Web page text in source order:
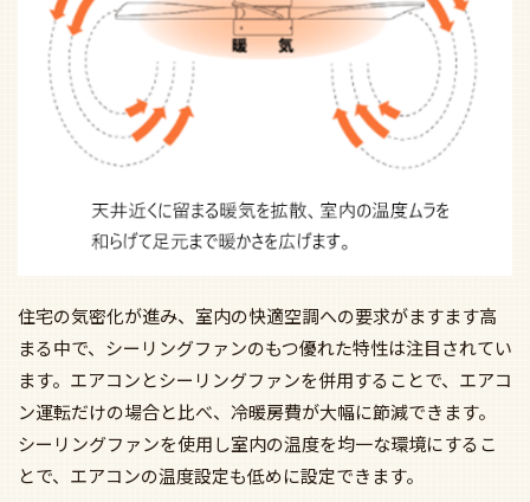
住宅の気密化が進み、室内の快適空調への要求がますます高
まる中で、シーリングファンのもつ優れた特性は注目されてい
ます。エアコンとシーリングファンを併用することで、エアコ
ン運転だけの場合と比べ、冷暖房費が大幅に節減できます。
シーリングファンを使用し室内の温度を均一な環境にするこ
とで、エアコンの温度設定も低めに設定できます。